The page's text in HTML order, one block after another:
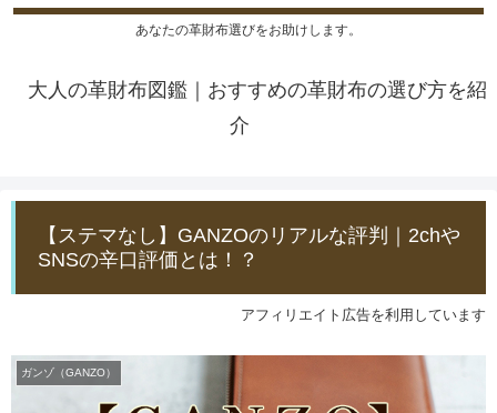
あなたの革財布選びをお助けします。
大人の革財布図鑑｜おすすめの革財布の選び方を紹
介
【ステマなし】GANZOのリアルな評判｜2chや
SNSの辛口評価とは！？
アフィリエイト広告を利用しています
ガンゾ（GANZO）